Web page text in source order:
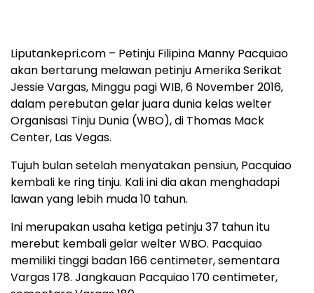
Liputankepri.com – Petinju Filipina Manny Pacquiao
akan bertarung melawan petinju Amerika Serikat
Jessie Vargas, Minggu pagi WIB, 6 November 2016,
dalam perebutan gelar juara dunia kelas welter
Organisasi Tinju Dunia (WBO), di Thomas Mack
Center, Las Vegas.
Tujuh bulan setelah menyatakan pensiun, Pacquiao
kembali ke ring tinju. Kali ini dia akan menghadapi
lawan yang lebih muda 10 tahun.
Ini merupakan usaha ketiga petinju 37 tahun itu
merebut kembali gelar welter WBO. Pacquiao
memiliki tinggi badan 166 centimeter, sementara
Vargas 178. Jangkauan Pacquiao 170 centimeter,